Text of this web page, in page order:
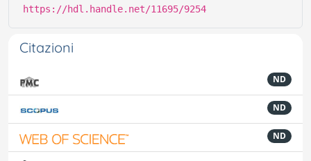
https://hdl.handle.net/11695/9254
Citazioni
ND
ND
ND